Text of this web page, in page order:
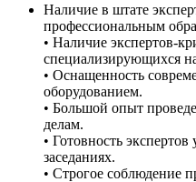
Наличие в штате
профессиональным
• Наличие экспертов-
специализирующихся
• Оснащенность
оборудованием.
• Большой опыт
делам.
• Готовность
заседаниях.
• Строгое соблюдение